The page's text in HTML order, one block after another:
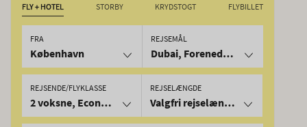
FLY + HOTEL STORBY KRYDSTOGT FLYBILLET
FRA
København
REJSEMÅL
Dubai, Forenede Arabiske
REJSELÆNGDE
Valgfri rejselængde
REJSENDE/FLYKLASSE
2 voksne, Economy